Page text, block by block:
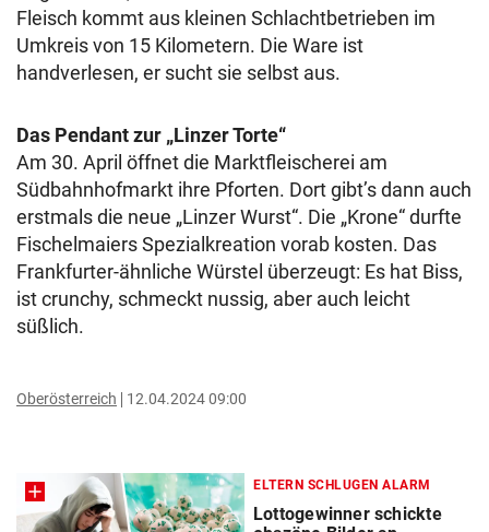
Fleisch kommt aus kleinen Schlachtbetrieben im
Umkreis von 15 Kilometern. Die Ware ist
handverlesen, er sucht sie selbst aus.
Das Pendant zur „Linzer Torte“
Am 30. April öffnet die Marktfleischerei am
Südbahnhofmarkt ihre Pforten. Dort gibt’s dann auch
erstmals die neue „Linzer Wurst“. Die „Krone“ durfte
Fischelmaiers Spezialkreation vorab kosten. Das
Frankfurter-ähnliche Würstel überzeugt: Es hat Biss,
ist crunchy, schmeckt nussig, aber auch leicht
süßlich.
Oberösterreich 12.04.2024 09:00
ELTERN SCHLUGEN ALARM
Lottogewinner schickte